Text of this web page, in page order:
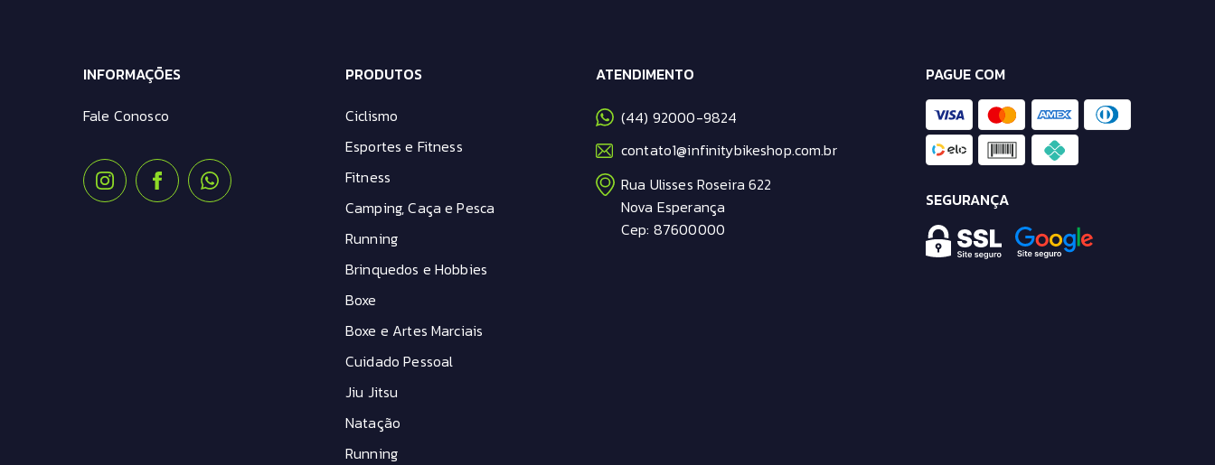
INFORMAÇÕES
Fale Conosco
PRODUTOS
Ciclismo
Esportes e Fitness
Fitness
Camping, Caça e Pesca
Running
Brinquedos e Hobbies
Boxe
Boxe e Artes Marciais
Cuidado Pessoal
Jiu Jitsu
Natação
Running
ATENDIMENTO
(44) 92000-9824
contato1@infinitybikeshop.com.br
Rua Ulisses Roseira 622
Nova Esperança
Cep: 87600000
PAGUE COM
SEGURANÇA